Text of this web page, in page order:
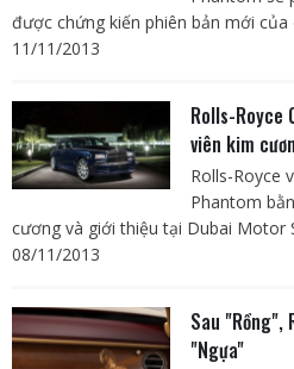
được chứng kiến phiên bản mới của
11/11/2013
Rolls-Royce
viên kim
Rolls-Royce
Phantom
cương và giới thiệu tại Dubai Motor
08/11/2013
Sau "Rồng",
"Ngựa"